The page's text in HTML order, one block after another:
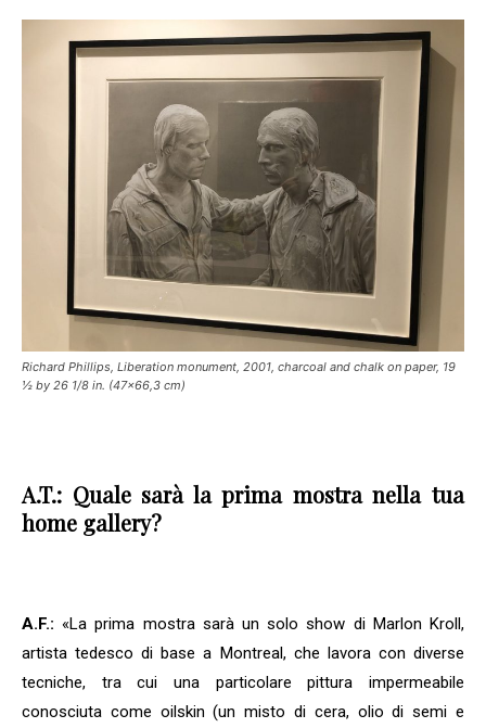
Richard Phillips, Liberation monument, 2001, charcoal and chalk on paper, 19
½ by 26 1/8 in. (47×66,3 cm)
A.T.: Quale sarà la prima mostra nella tua
home gallery?
A.F.: «La prima mostra sarà un solo show di Marlon Kroll,
artista tedesco di base a Montreal, che lavora con diverse
tecniche, tra cui una particolare pittura impermeabile
conosciuta come oilskin (un misto di cera, olio di semi e